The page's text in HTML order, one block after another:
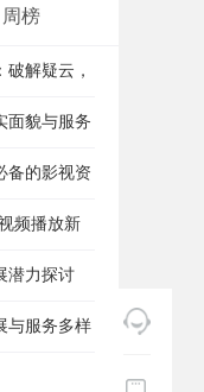
周榜
解疑云，
面貌与服务
备的影视资
频播放新
潜力探讨
与服务多样